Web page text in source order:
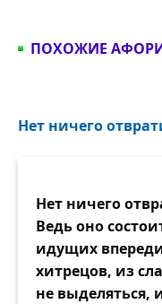
ПОХОЖИЕ
Нет ничего
Нет ничего
Ведь оно
идущих
хитрецов, из
не выделяться,